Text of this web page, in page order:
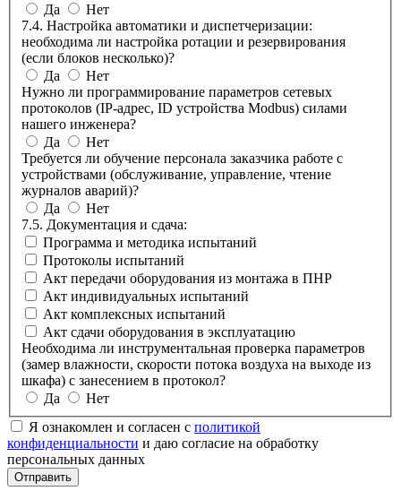
Да
Нет
7.4. Настройка автоматики и диспетчеризации:
необходима ли настройка ротации и резервирования
(если блоков несколько)?
Да
Нет
Нужно ли программирование параметров сетевых
протоколов (IP-адрес, ID устройства Modbus) силами
нашего инженера?
Да
Нет
Требуется ли обучение персонала заказчика работе с
устройствами (обслуживание, управление, чтение
журналов аварий)?
Да
Нет
7.5. Документация и сдача:
Программа и методика испытаний
Протоколы испытаний
Акт передачи оборудования из монтажа в ПНР
Акт индивидуальных испытаний
Акт комплексных испытаний
Акт сдачи оборудования в эксплуатацию
Необходима ли инструментальная проверка параметров
(замер влажности, скорости потока воздуха на выходе из
шкафа) с занесением в протокол?
Да
Нет
Я ознакомлен и согласен с политикой
конфиденциальности и даю согласие на обработку
персональных данных
Отправить